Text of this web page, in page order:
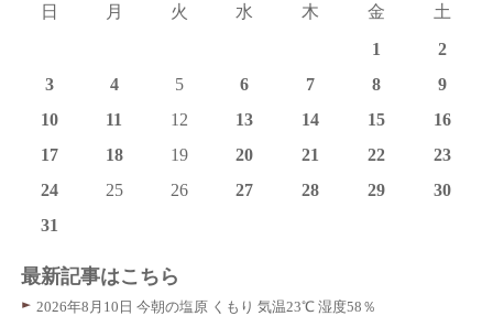
日
月 火 水 木 金
土
1
2
3
4 5 6 7 8
9
10
11 12 13 14 15
16
17
18 19 20 21 22
23
24
25 26 27 28 29
30
31
最新記事はこちら
2026年8月10日 今朝の塩原 くもり 気温23℃ 湿度58％